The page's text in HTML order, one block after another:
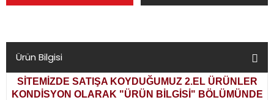
Ürün Bilgisi
SİTEMİZDE SATIŞA KOYDUĞUMUZ 2.EL ÜRÜNLER
KONDİSYON OLARAK "ÜRÜN BİLGİSİ" BÖLÜMÜNDE